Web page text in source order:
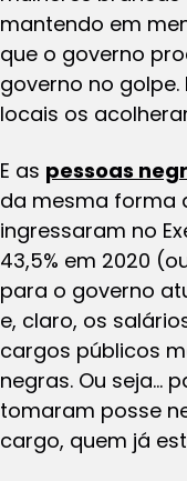
mantendo em
que o governo
governo no
locais os
E as pessoas
da mesma forma
ingressaram no
43,5% em 2020
para o governo
e, claro, os
cargos públicos
negras. Ou seja…
tomaram posse
cargo, quem já